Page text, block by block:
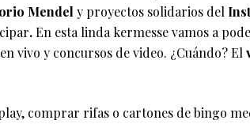
Mendel y proyectos solidarios del
.En esta linda kermesse vamos a
vivo y concursos de video. ¿Cuándo? El
comprar rifas o cartones de bingo